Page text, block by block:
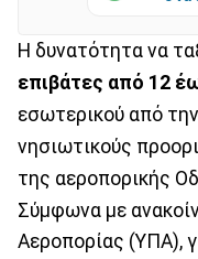
Η δυνατότητα να
επιβάτες από 12
εσωτερικού από
νησιωτικούς
της αεροπορικής
Σύμφωνα με
Αεροπορίας (ΥΠΑ),